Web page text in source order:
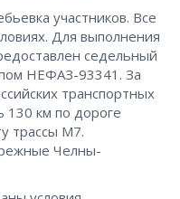
участников. Все
Для выполнения
седельный
НЕФАЗ-93341. За
транспортных
130 км по дороге
трассы М7.
Челны-